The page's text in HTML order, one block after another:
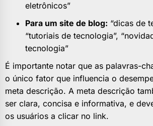
eletrônicos”
Para um site de blog: “dicas de
“tutoriais de tecnologia”,
tecnologia”
É importante notar que as palavras-
o único fator que influencia o
meta descrição. A meta descrição
ser clara, concisa e informativa, e
os usuários a clicar no link.